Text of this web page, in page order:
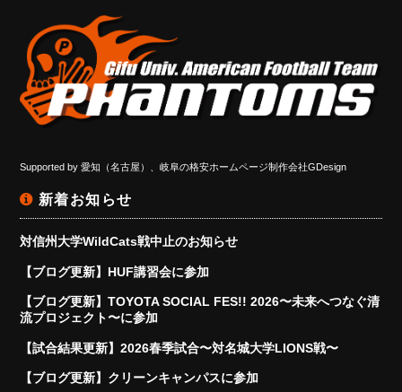
Supported by愛知（名古屋）、岐阜の格安ホームページ制作会社GDesign
新着お知らせ
対信州大学WildCats戦中止のお知らせ
【ブログ更新】HUF講習会に参加
【ブログ更新】TOYOTA SOCIAL FES!! 2026〜未来へつなぐ清
流プロジェクト〜に参加
【試合結果更新】2026春季試合〜対名城大学LIONS戦〜
【ブログ更新】クリーンキャンパスに参加